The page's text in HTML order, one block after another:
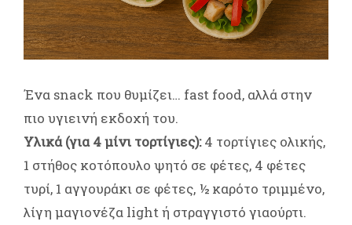
Ένα snack που θυμίζει… fast food, αλλά στην
πιο υγιεινή εκδοχή του.
Υλικά (για 4 μίνι τορτίγιες):4 τορτίγιες ολικής,
1 στήθος κοτόπουλο ψητό σε φέτες, 4 φέτες
τυρί, 1 αγγουράκι σε φέτες, ½ καρότο τριμμένο,
λίγη μαγιονέζα light ή στραγγιστό γιαούρτι.